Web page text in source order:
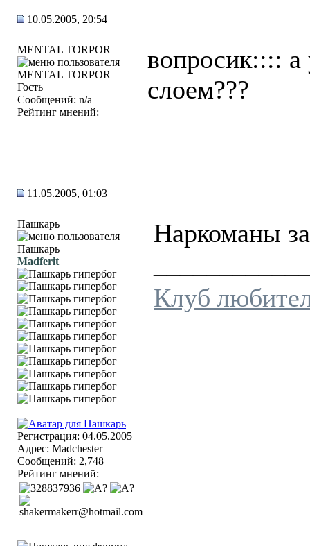
10.05.2005, 20:54
MENTAL TORPOR
Гость
Сообщений: n/a
Рейтинг мнений:
вопросик:::: а
слоем???
11.05.2005, 01:03
Пашкарь
Madferit
Регистрация: 04.05.2005
Адрес: Madchester
Сообщений: 2,748
Рейтинг мнений:
Наркоманы
Клуб